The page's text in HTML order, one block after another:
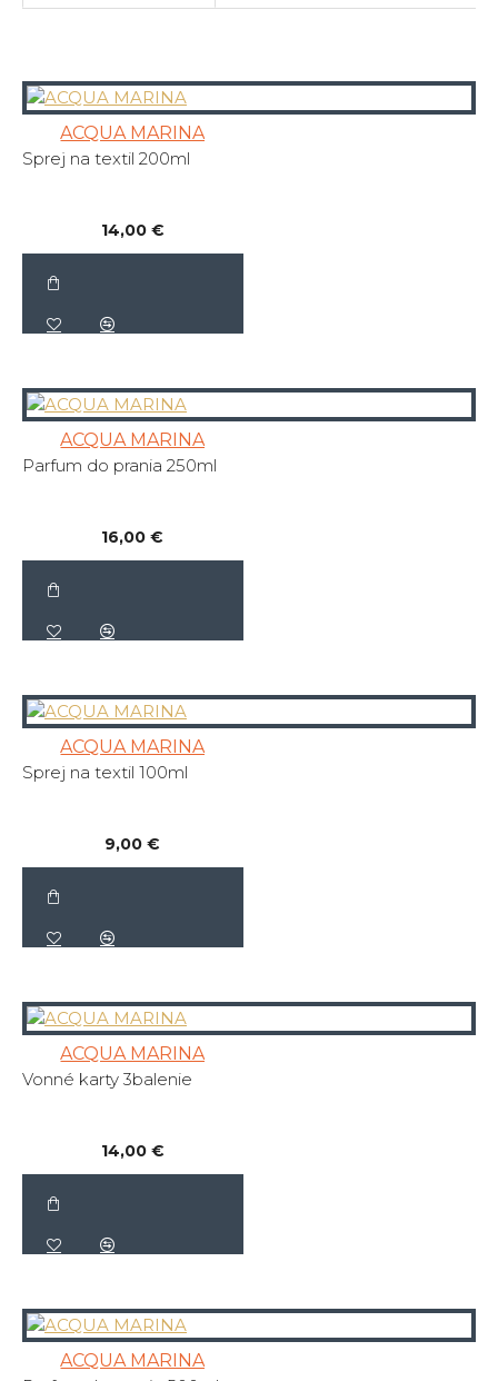
ACQUA MARINA
Sprej na textil 200ml
14,00 €
ACQUA MARINA
Parfum do prania 250ml
16,00 €
ACQUA MARINA
Sprej na textil 100ml
9,00 €
ACQUA MARINA
Vonné karty 3balenie
14,00 €
ACQUA MARINA